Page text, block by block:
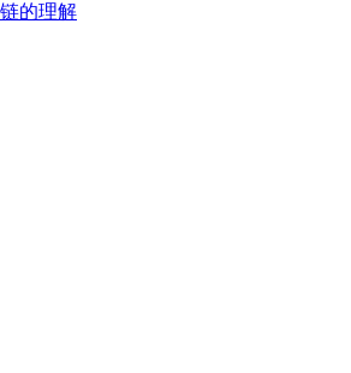
的理解